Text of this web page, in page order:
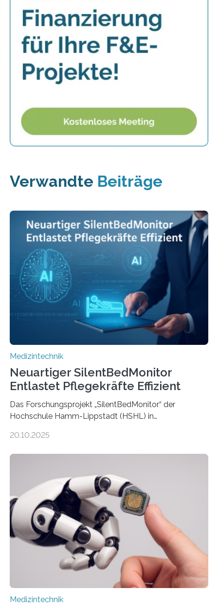
Verwandte Beiträge
Medizintechnik
Neuartiger SilentBedMonitor
Entlastet Pflegekräfte Effizient
Das Forschungsprojekt „SilentBedMonitor“ der
Hochschule Hamm-Lippstadt (HSHL) in
auf Personen ab, die bettlägerig sind oder in ihrer
Entwicklung der Sensorik und Datenübertragung. Die
HSHL verantwortet die wissenschaftliche Begleitung
sowie die KI-gestützte Datenauswertung. Das Ziel ist
die Entwicklung eines berührungslosen
Assistenzsystems, das den Zustand der Person
kontinuierlich erfasst, pflegende Personen unterstützt
und in Notfällen selbstständig Alarm schlägt. „Die Idee
20.10.2025
Medizintechnik